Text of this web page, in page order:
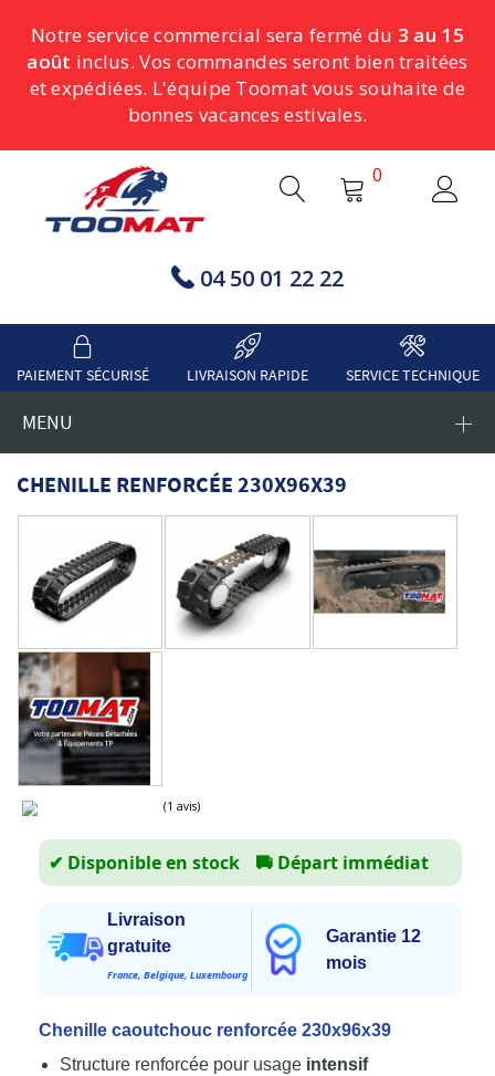
Notre service commercial sera fermé du 3 au 15
août inclus. Vos commandes seront bien traitées
et expédiées. L'équipe Toomat vous souhaite de
bonnes vacances estivales.
04 50 01 22 22
0
PAIEMENT SÉCURISÉ LIVRAISON RAPIDE SERVICE TECHNIQUE
MENU
CHENILLE RENFORCÉE 230X96X39
✔ Disponible en stock 🚚 Départ immédiat
Livraison
gratuite
France, Belgique, Luxembourg
Garantie 12
mois
Chenille caoutchouc renforcée 230x96x39
Structure renforcée pour usage intensif